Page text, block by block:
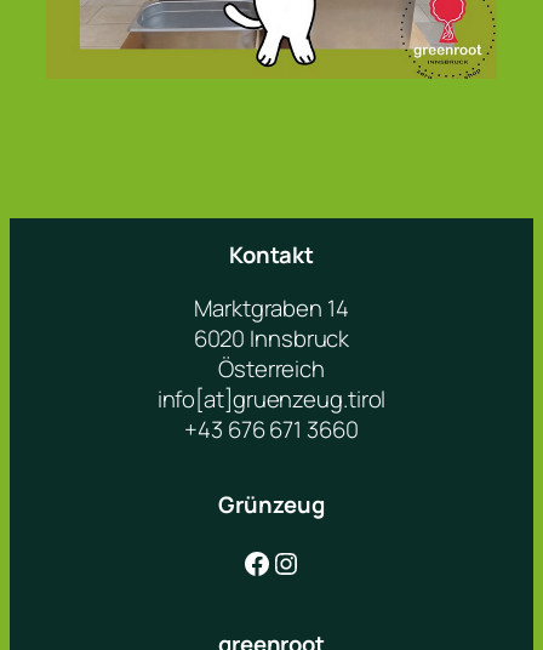
Kontakt
Marktgraben 14
6020 Innsbruck
Österreich
info[at]gruenzeug.tirol
+43 676 671 3660
Grünzeug
Facebook Instagram